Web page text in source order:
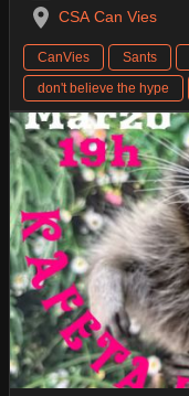
CSA Can Vies
CanVies Sants
don't believe the hype